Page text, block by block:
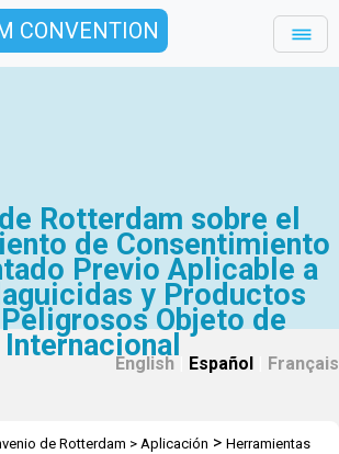
CONVENTION
Rotterdam sobre el
de Consentimiento
Previo Aplicable a
y Productos
Objeto de
English Español Français
de Rotterdam > Aplicación > Herramientas